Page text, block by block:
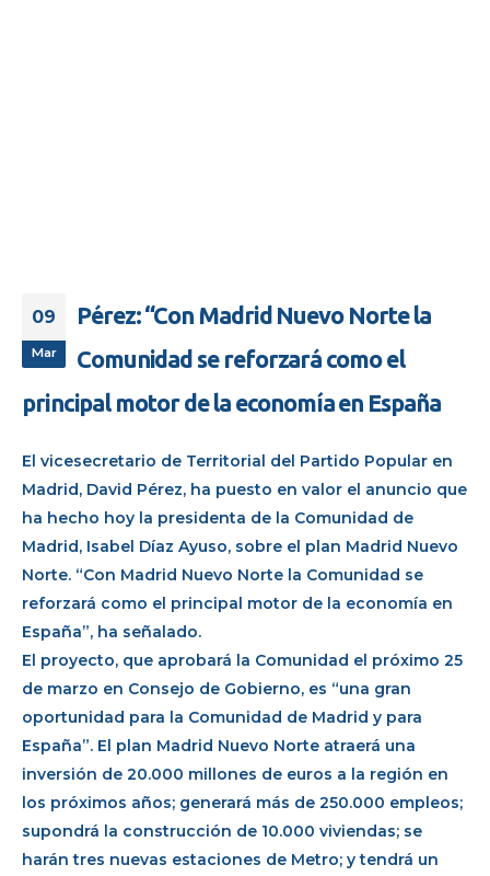
09
Mar
Pérez: “Con Madrid Nuevo Norte la
Comunidad se reforzará como el
principal motor de la economía en España
El vicesecretario de Territorial del Partido Popular en
Madrid, David Pérez, ha puesto en valor el anuncio que
ha hecho hoy la presidenta de la Comunidad de
Madrid, Isabel Díaz Ayuso, sobre el plan Madrid Nuevo
Norte. “Con Madrid Nuevo Norte la Comunidad se
reforzará como el principal motor de la economía en
España”, ha señalado.
El proyecto, que aprobará la Comunidad el próximo 25
de marzo en Consejo de Gobierno, es “una gran
oportunidad para la Comunidad de Madrid y para
España”. El plan Madrid Nuevo Norte atraerá una
inversión de 20.000 millones de euros a la región en
los próximos años; generará más de 250.000 empleos;
supondrá la construcción de 10.000 viviendas; se
harán tres nuevas estaciones de Metro; y tendrá un